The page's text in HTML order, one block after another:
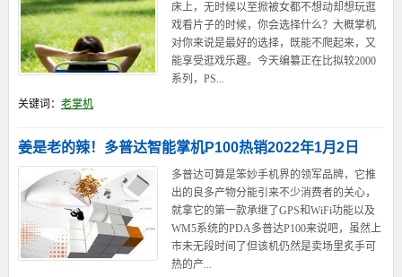
床上，无时候以至掀被女都不想动却想玩逛
戏看片子的时候，你会选择什么？大概掌机
对你来说是最好的选择，既能不爬起来，又
能享受逛戏乐趣。今天编纂正在比拟较2000
系列，PS...
关键词： 老掌机
姜是老的辣！多普达智能掌机P100热销2022年1月2日
多普达可算是笨妙手机界的领军品牌，它推
出的良多产物分能引来不少消费者的关心，
就拿它的第一款承继了GPS和WiFi功能以及
WM5系统的PDA多普达P100来说吧，虽然上
市未无段时间了但该机仍然是卖场里炙手可
热的产...